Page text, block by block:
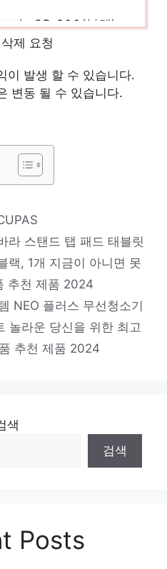
! 인기 상품 추천 제품
2 프로 SM-R510N, 화
트
2024
휘센 벽걸이형 에어컨
하세요 인기 상품 추천
2024
고, 엘리건트 이녹스,
세트 인기 상품 추천
2024
제 요청
이 발생 할 수 있습니다.
변동 될 수 있습니다.
라 스탠드 탭 패드 태블릿
랙, 1개 지금이 아니면 못
추천 제품 2024
NEO 플러스 무선청소기
놀라운 당신을 위한 최고
추천 제품 2024
색
검색
Posts